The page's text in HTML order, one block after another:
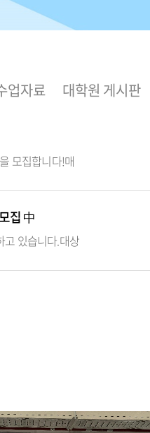
모집합니다!매
집 中
고 있습니다.대상